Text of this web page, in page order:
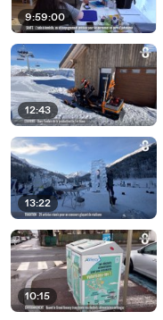
9:59:00
12:43
13:22
10:15